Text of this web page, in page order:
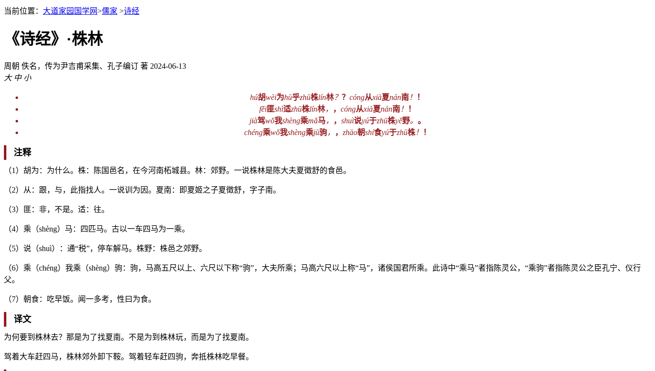
当前位置： 大道家园国学网>儒家 >诗经
《诗经》·株林
周朝 佚名，传为尹吉甫采集、孔子编订 著 2024-06-13
大 中 小
hú胡wèi为hū乎zhū株lín林？ ？ cóng从xià夏nán南！
！
fěi匪shì适zhū株lín林， ， cóng从xià夏nán南！
！
jià驾wǒ我shèng乘mǎ马， ， shuì说yú于zhū株yě野。 。
chéng乘wǒ我shèng乘jū驹， ， zhāo朝shí食yú于zhū株！ ！
注释
（1）胡为：为什么。株：陈国邑名，在今河南柘城县。林：郊野。一说株林是陈大夫夏徵舒的食邑。
（2）从：跟，与，此指找人。一说训为因。夏南：即夏姬之子夏徵舒，字子南。
（3）匪：非，不是。适：往。
（4）乘（shèng）马：四匹马。古以一车四马为一乘。
（5）说（shuì）：通“税”，停车解马。株野：株邑之郊野。
（6）乘（chéng）我乘（shèng）驹：驹，马高五尺以上、六尺以下称“驹”，大夫所乘；马高六尺以上称“马”，诸侯国君所乘。此诗中“乘马”者指陈灵公，“乘驹”者指陈灵公之臣孔宁、仪行
父。
（7）朝食：吃早饭。闻一多考，性曰为食。
译文
为何要到株林去？那是为了找夏南。不是为到株林玩，而是为了找夏南。
驾着大车赶四马，株林郊外卸下鞍。驾着轻车赶四驹，奔抵株林吃早餐。